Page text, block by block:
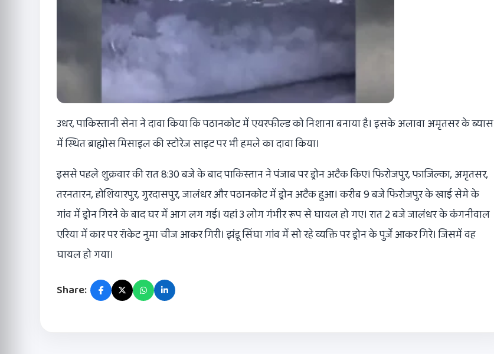
उधर, पाकिस्तानी सेना ने दावा किया कि पठानकोट में एयरफील्ड को निशाना बनाया है। इसके अलावा अमृतसर के ब्यास
में स्थित ब्राह्मोस मिसाइल की स्टोरेज साइट पर भी हमले का दावा किया।
इससे पहले शुक्रवार की रात 8:30 बजे के बाद पाकिस्तान ने पंजाब पर ड्रोन अटैक किए। फिरोजपुर, फाजिल्का, अमृतसर,
तरनतारन, होशियारपुर, गुरदासपुर, जालंधर और पठानकोट में ड्रोन अटैक हुआ। करीब 9 बजे फिरोजपुर के खाई सेमे के
गांव में ड्रोन गिरने के बाद घर में आग लग गई। यहां 3 लोग गंभीर रूप से घायल हो गए। रात 2 बजे जालंधर के कंगनीवाल
एरिया में कार पर रॉकेट नुमा चीज आकर गिरी। झंडू सिंघा गांव में सो रहे व्यक्ति पर ड्रोन के पुर्जे आकर गिरे। जिसमें वह
घायल हो गया।
Share: